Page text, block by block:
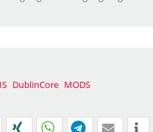
DublinCore MODS